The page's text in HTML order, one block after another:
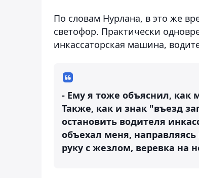
По словам Нурлана, в это же
светофор. Практически
инкассаторская машина,
- Ему я тоже объяснил, как
Также, как и знак "въезд
остановить водителя
объехал меня,
руку с жезлом, веревка на